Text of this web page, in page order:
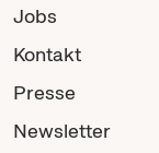
Jobs
Kontakt
Presse
Newsletter